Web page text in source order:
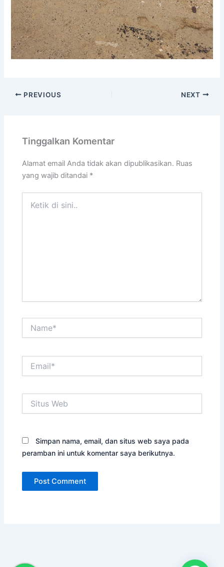
PREVIOUS NEXT
Tinggalkan Komentar
Alamat email Anda tidak akan dipublikasikan. Ruas
yang wajib ditandai *
Web
Simpan nama, email, dan situs web saya pada
peramban ini untuk komentar saya berikutnya.